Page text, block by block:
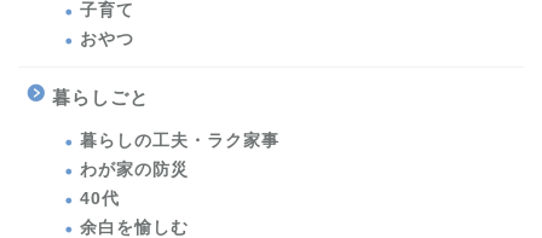
子育て
おやつ
暮らしごと
暮らしの工夫・ラク家事
わが家の防災
40代
余白を愉しむ